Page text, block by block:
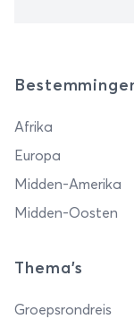
Afrika
Europa
Midden-Amerika
Midden-Oosten
Thema's
Groepsrondreis